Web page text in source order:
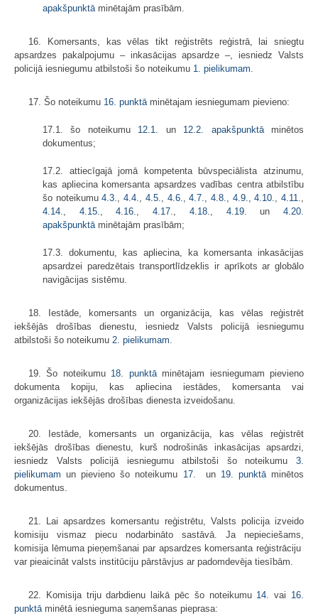
apakšpunktā minētajām prasībām.
16. Komersants, kas vēlas tikt reģistrēts reģistrā, lai sniegtu
apsardzes pakalpojumu – inkasācijas apsardze –, iesniedz Valsts
policijā iesniegumu atbilstoši šo noteikumu 1. pielikumam
17. Šo noteikumu 16. punktā minētajam iesniegumam pievieno:
17.1. šo noteikumu 12.1. un 12.2. apakšpunktāminētos
dokumentus;
17.2. attiecīgajā jomā kompetenta būvspeciālista atzinumu,
kas apliecina komersanta apsardzes vadības centra atbilstību
šo noteikumu4.3. ,4.4. 4.5. 4.6. ,4.7. 4.8. 4.9. ,4.10. ,4.11.
4.14.
4.15. 4.16. 4.17. 4.18. 4.19. un4.20.
apakšpunktā minētajām prasībām;
17.3. dokumentu, kas apliecina, ka komersanta inkasācijas
apsardzei paredzētais transportlīdzeklis ir aprīkots ar globālo
navigācijas sistēmu.
18. Iestāde, komersants un organizācija, kas vēlas reģistrēt
iekšējās drošības dienestu, iesniedz Valsts policijā iesniegumu
atbilstoši šo noteikumu 2. pielikumam
19. Šo noteikumu 18. punktāminētajam iesniegumam pievieno
dokumenta kopiju, kas apliecina iestādes, komersanta vai
organizācijas iekšējās drošības dienesta izveidošanu.
20. Iestāde, komersants un organizācija, kas vēlas reģistrēt
iekšējās drošības dienestu, kurš nodrošinās inkasācijas apsardzi,
iesniedz Valsts policijā iesniegumu atbilstoši šo noteikumu 3.
pielikumam un pievieno šo noteikumu 17. un 19. punktāminētos
dokumentus.
21. Lai apsardzes komersantu reģistrētu, Valsts policija izveido
komisiju vismaz piecu nodarbināto sastāvā. Ja nepieciešams,
komisija lēmuma pieņemšanai par apsardzes komersanta reģistrāciju
var pieaicināt valsts institūciju pārstāvjus ar padomdevēja tiesībām.
22. Komisija triju darbdienu laikā pēc šo noteikumu 14. vai 16.
punktā minētā iesnieguma saņemšanas pieprasa: